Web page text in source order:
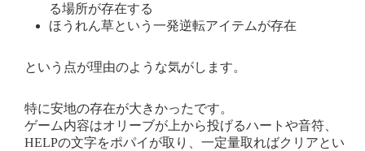
る場所が存在する
ほうれん草という一発逆転アイテムが存在
という点が理由のような気がします。
特に安地の存在が大きかったです。
ゲーム内容はオリーブが上から投げるハートや音符、
HELPの文字をポパイが取り、一定量取ればクリアとい